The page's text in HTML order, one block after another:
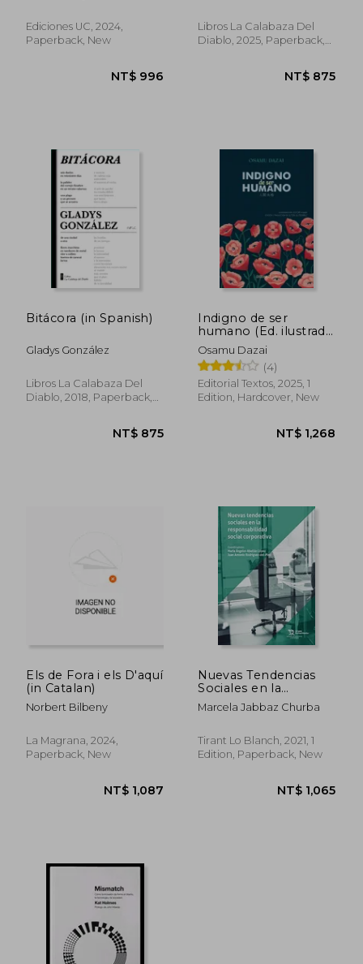
Macarena
Ediciones UC, 2024,
Paperback, New
Libros La Calabaza Del
Diablo, 2025, Paperback,
Bitácora (in Spanish)
Gladys González
Libros La Calabaza Del
Diablo, 2018, Paperback,
Indigno de ser
humano (Ed. ilustrada,
incluye póster) (in
Spanish)
Osamu Dazai
(4)
Editorial Textos, 2025, 1
Edition, Hardcover, New
Els de Fora i els D'aquí
(in Catalan)
Norbert Bilbeny
La Magrana, 2024,
Paperback, New
Nuevas Tendencias
Sociales en la
Responsabilidad
Social Corporativa
Economía y
Sociología)
Marcela Jabbaz Churba
Tirant Lo Blanch, 2021, 1
Edition, Paperback, New